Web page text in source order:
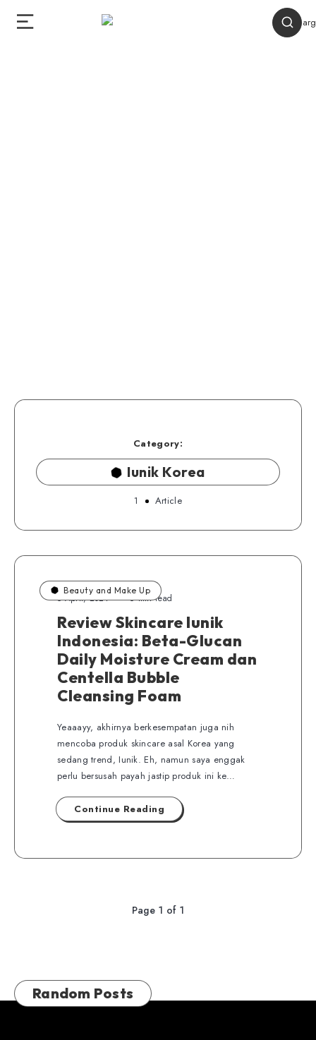
Category:
Iunik Korea
1 Article
Beauty and Make Up
5 April, 2021 6 min read
Review Skincare Iunik
Indonesia: Beta-Glucan
Daily Moisture Cream dan
Centella Bubble
Cleansing Foam
Yeaaayy, akhirnya berkesempatan juga nih
mencoba produk skincare asal Korea yang
sedang trend, Iunik. Eh, namun saya enggak
perlu bersusah payah jastip produk ini ke…
Continue Reading
Page 1 of 1
Random Posts